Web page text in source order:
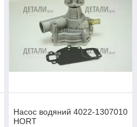
Насос водяний 4022-1307010
HORT